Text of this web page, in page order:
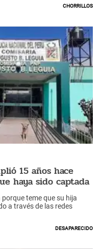
Chorrillos
15 años hace
haya sido captada
teme que su hija
a través de las redes
Desaparecido